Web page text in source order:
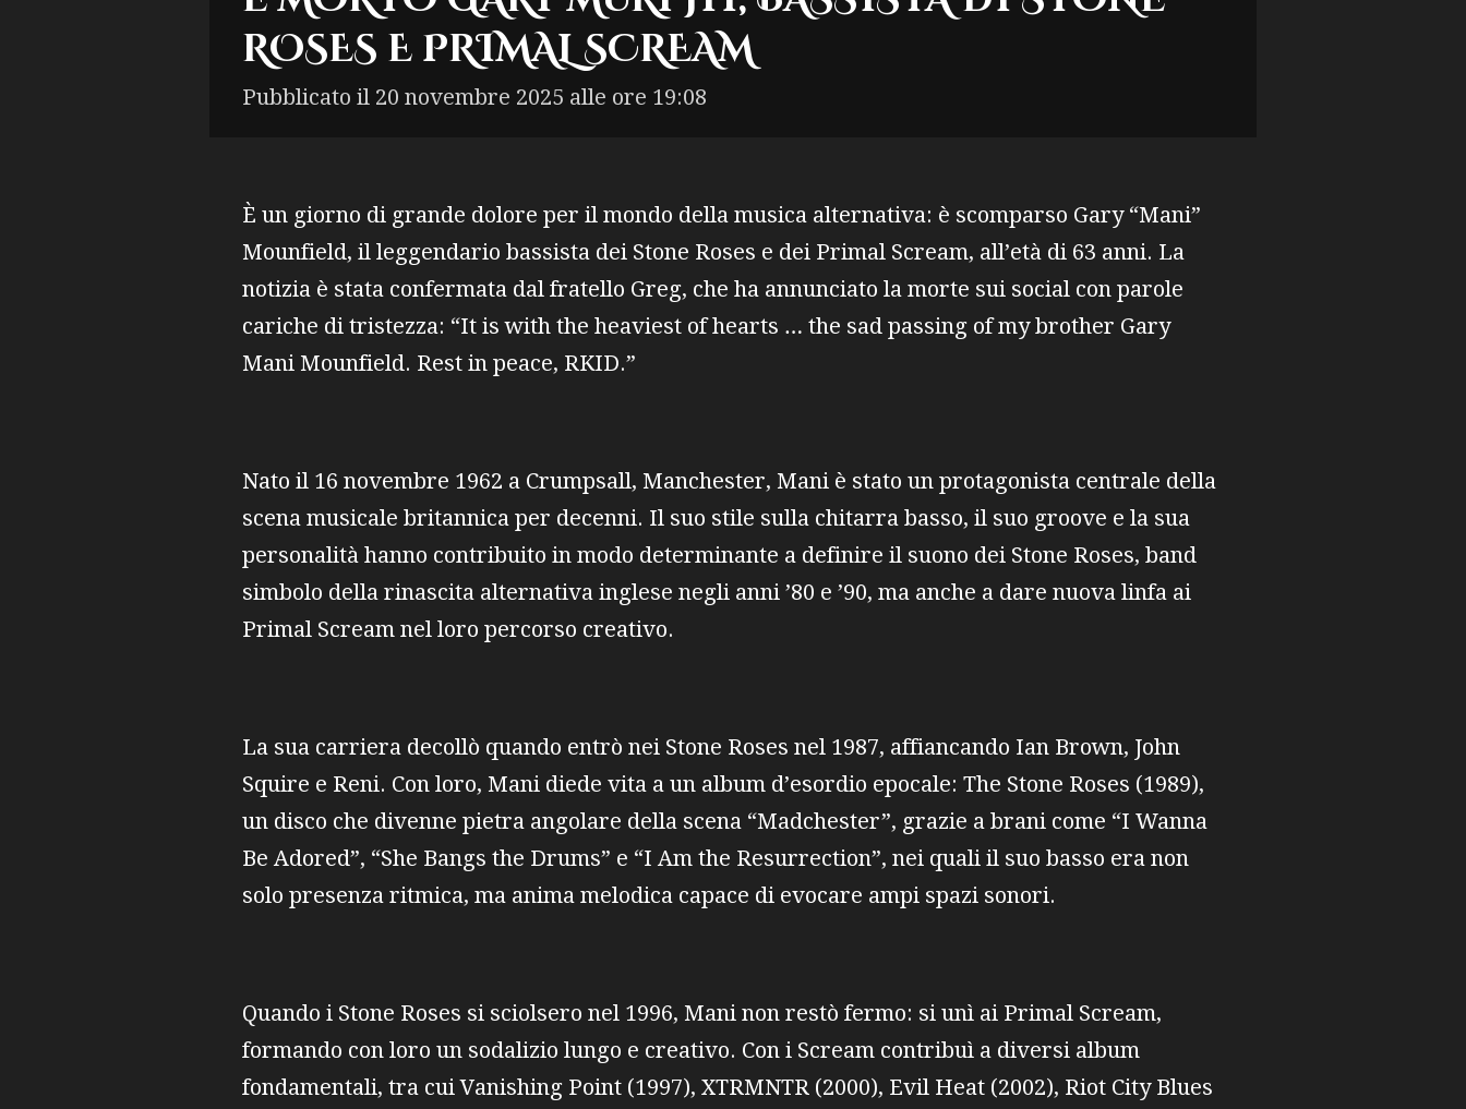
ROSES E PRIMAL SCREAM
Pubblicato il 20 novembre 2025 alle ore 19:08
È un giorno di grande dolore per il mondo della musica alternativa: è scomparso Gary “Mani”
Mounfield, il leggendario bassista dei Stone Roses e dei Primal Scream, all’età di 63 anni. La
notizia è stata confermata dal fratello Greg, che ha annunciato la morte sui social con parole
cariche di tristezza: “It is with the heaviest of hearts … the sad passing of my brother Gary
Mani Mounfield. Rest in peace, RKID.”
Nato il 16 novembre 1962 a Crumpsall, Manchester, Mani è stato un protagonista centrale della
scena musicale britannica per decenni. Il suo stile sulla chitarra basso, il suo groove e la sua
personalità hanno contribuito in modo determinante a definire il suono dei Stone Roses, band
simbolo della rinascita alternativa inglese negli anni ’80 e ’90, ma anche a dare nuova linfa ai
Primal Scream nel loro percorso creativo.
La sua carriera decollò quando entrò nei Stone Roses nel 1987, affiancando Ian Brown, John
Squire e Reni. Con loro, Mani diede vita a un album d’esordio epocale: The Stone Roses (1989),
un disco che divenne pietra angolare della scena “Madchester”, grazie a brani come “I Wanna
Be Adored”, “She Bangs the Drums” e “I Am the Resurrection”, nei quali il suo basso era non
solo presenza ritmica, ma anima melodica capace di evocare ampi spazi sonori.
Quando i Stone Roses si sciolsero nel 1996, Mani non restò fermo: si unì ai Primal Scream,
formando con loro un sodalizio lungo e creativo. Con i Scream contribuì a diversi album
fondamentali, tra cui Vanishing Point (1997), XTRMNTR (2000), Evil Heat (2002), Riot City Blues